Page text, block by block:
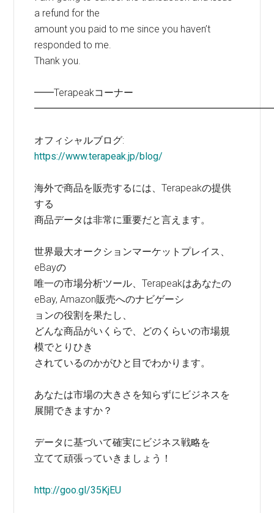
a refund for the
amount you paid to me since you haven’t
responded to me.
Thank you.
━━Terapeakコーナー
オフィシャルブログ:
https://www.terapeak.jp/blog/
海外で商品を販売するには、Terapeakの提供
する
商品データは非常に重要だと言えます。
世界最大オークションマーケットプレイス、
eBayの
唯一の市場分析ツール、Terapeakはあなたの
eBay, Amazon販売へのナビゲーシ
ョンの役割を果たし、
どんな商品がいくらで、どのくらいの市場規
模でとりひき
されているのかがひと目でわかります。
あなたは市場の大きさを知らずにビジネスを
展開できますか？
データに基づいて確実にビジネス戦略を
立てて頑張っていきましょう！
http://goo.gl/35KjEU